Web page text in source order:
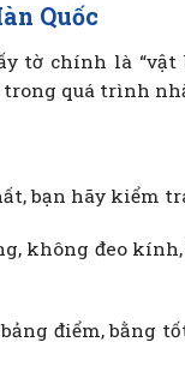
Quốc
tờ chính là “vật
quá trình
bạn hãy kiểm
không đeo
bảng điểm, bằng